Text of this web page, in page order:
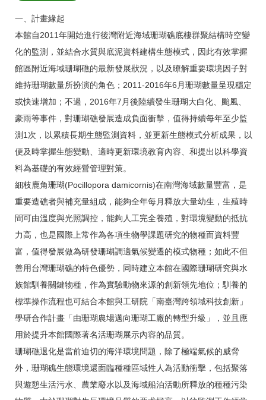
一、計畫緣起
本館自2011年開始進行後灣附近海域珊瑚礁底棲群聚結構時空變
化的監測，並結合水質與底泥資料建構生態模式，因此有效掌握
館區附近海域珊瑚礁的最新發展狀況，以及瞭解重要環境因子對
維持珊瑚數量所扮演的角色；2011-2016年6月珊瑚數量呈現穩定
或快速增加；不過，2016年7月後陸續發生珊瑚大白化、颱風、
豪雨等事件，對珊瑚礁發展造成負面衝擊，值得持續每年至少監
測1次，以累積長期生態監測資料，並更新生態模式分析成果，以
便及時掌握生態變動、適時更新環境教育內容、和提出以科學資
料為基礎的有效經營管理對策。
細枝鹿角珊瑚(Pocillopora damicornis)在南灣海域數量豐富，是
重要造礁者與補充量組成，能夠全年每月釋放大量幼生，生殖時
間可由溫度與光照調控，能夠人工完全養殖，對環境變動的抵抗
力高，也是國際上常作為各項生物學課題研究的物種而資料豐
富，值得發展做為研發珊瑚調適氣候變遷的模式物種；如此不但
善用台灣珊瑚礁的特色優勢，同時建立本館在國際珊瑚研究與水
族館馴養關鍵物種，作為實驗動物來源的創新領先地位；馴養的
標準操作流程也可結合本館與工研院「南臺灣跨領域科技創新」
學研合作計畫「由珊瑚農場邁向珊瑚工廠的轉型升級」，並且應
用於提升本館國際著名活珊瑚展示內容的品質。
珊瑚礁退化是當前迫切的海洋環境問題，除了極端氣候的威脅
外，珊瑚礁生態環境還面臨種種區域性人為活動衝擊，包括聚落
與遊憩生活污水、農業廢水以及海域船泊活動所釋放的種種污染